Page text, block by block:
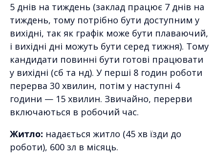
5 днів на тиждень (заклад працює 7 днів на
тиждень, тому потрібно бути доступним у
вихідні, так як графік може бути плаваючий,
і вихідні дні можуть бути серед тижня). Тому
кандидати повинні бути готові працювати
у вихідні (сб та нд). У перші 8 годин роботи
перерва 30 хвилин, потім у наступні 4
години — 15 хвилин. Звичайно, перерви
включаються в робочий час.
Житло: надається житло (45 хв їзди до
роботи), 600 зл в місяць.